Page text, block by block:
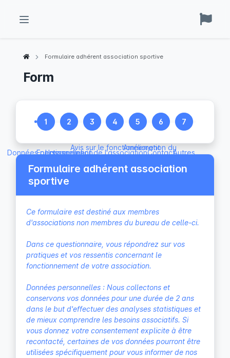
Formulaire adhérent association sportive
Form
1
Données personnelles
2
L'asssociation
3
Fonctionnement de l'association
4
Avis sur le fonctionnement
5
Amélioration du
6
Contact
7
Autres
Formulaire adhérent association
sportive
Ce formulaire est destiné aux membres
d'associations non membres du bureau de celle-ci.
Dans ce questionnaire, vous répondrez sur vos
pratiques et vos ressentis concernant le
fonctionnement de votre association.
Données personnelles : Nous collectons et
conservons vos données pour une durée de 2 ans
dans le but d'effectuer des analyses statistiques et
de mieux comprendre les besoins associatifs. Si
vous donnez votre consentement explicite à être
recontacté, certaines de vos données pourront être
utilisées spécifiquement pour vous informer de nos